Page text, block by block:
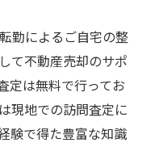
勤によるご自宅の整
て不動産売却のサポ
定は無料で行ってお
現地での訪問査定に
験で得た豊富な知識